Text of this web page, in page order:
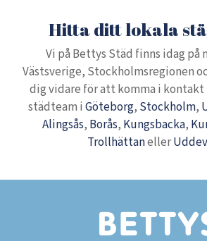
Hitta ditt lokala
Vi på Bettys Städ finns idag på
Västsverige, Stockholmsregionen
dig vidare för att komma i kontakt
städteam i Göteborg, Stockholm,
Alingsås, Borås, Kungsbacka,
Trollhättaneller